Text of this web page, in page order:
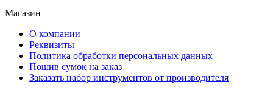
Магазин
О компании
Реквизиты
Политика обработки персональных данных
Пошив сумок на заказ
Заказать набор инструментов от производителя